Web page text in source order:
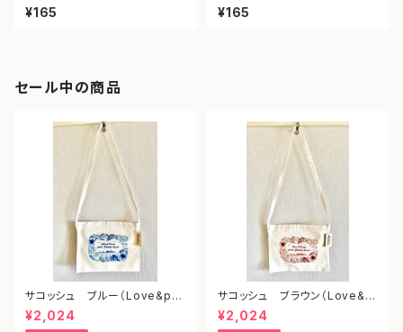
ェイ）
¥165 ツ）
¥165
セール中の商品
サコッシュ ブルー（Love&pe
ace from shonan)
¥2,024
サコッシュ ブラウン（Love&p
eace from shonan)
¥2,024